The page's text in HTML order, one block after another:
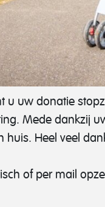
u uw donatie
Mede dankzij
huis. Heel veel
of per mail